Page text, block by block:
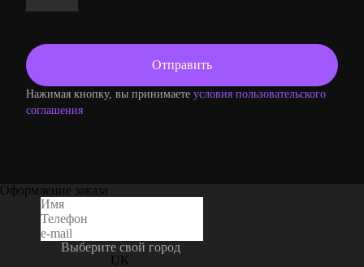
Нажимая кнопку, вы принимаете условия пользовательского
соглашения
Оформление заказа
Выберите свой город
UK